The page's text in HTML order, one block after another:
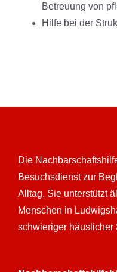
Betreuung von
Hilfe bei der
Die
Besuchsdienst zur
Alltag. Sie unterstützt
Menschen in
schwieriger häuslicher